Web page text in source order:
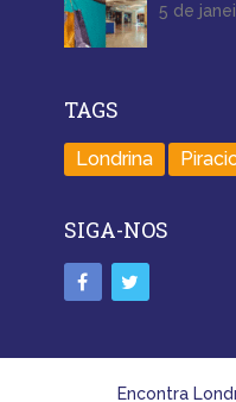
5 de
TAGS
Londrina
SIGA-NOS
Encontra